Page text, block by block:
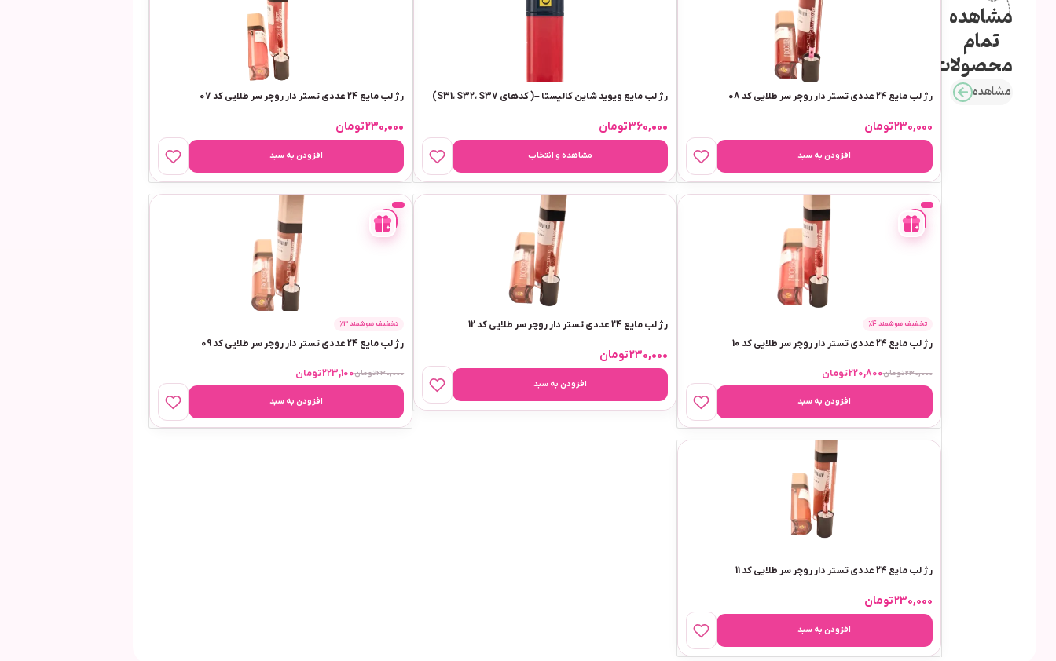
مشاهده
تمام
محصولات
مشاهده رژ لب مایع 24 عددی تستر دار روچر سر طلایی کد 08
230,000تومان
افزودن به سبد
رژ لب مایع ویوید شاین کالیستا –( کدهای S31، S32، S37)
360,000تومان
مشاهده و انتخاب
رژ لب مایع 24 عددی تستر دار روچر سر طلایی کد 07
230,000تومان
افزودن به سبد
-
4%
تخفیف هوشمند 4٪
رژ لب مایع 24 عددی تستر دار روچر سر طلایی کد 10
230,000تومان220,800تومان
افزودن به سبد
رژ لب مایع 24 عددی تستر دار روچر سر طلایی کد 12
230,000تومان
افزودن به سبد
-
3%
تخفیف هوشمند 3٪
رژ لب مایع 24 عددی تستر دار روچر سر طلایی کد 09
230,000تومان223,100تومان
افزودن به سبد
رژ لب مایع 24 عددی تستر دار روچر سر طلایی کد 11
230,000تومان
افزودن به سبد